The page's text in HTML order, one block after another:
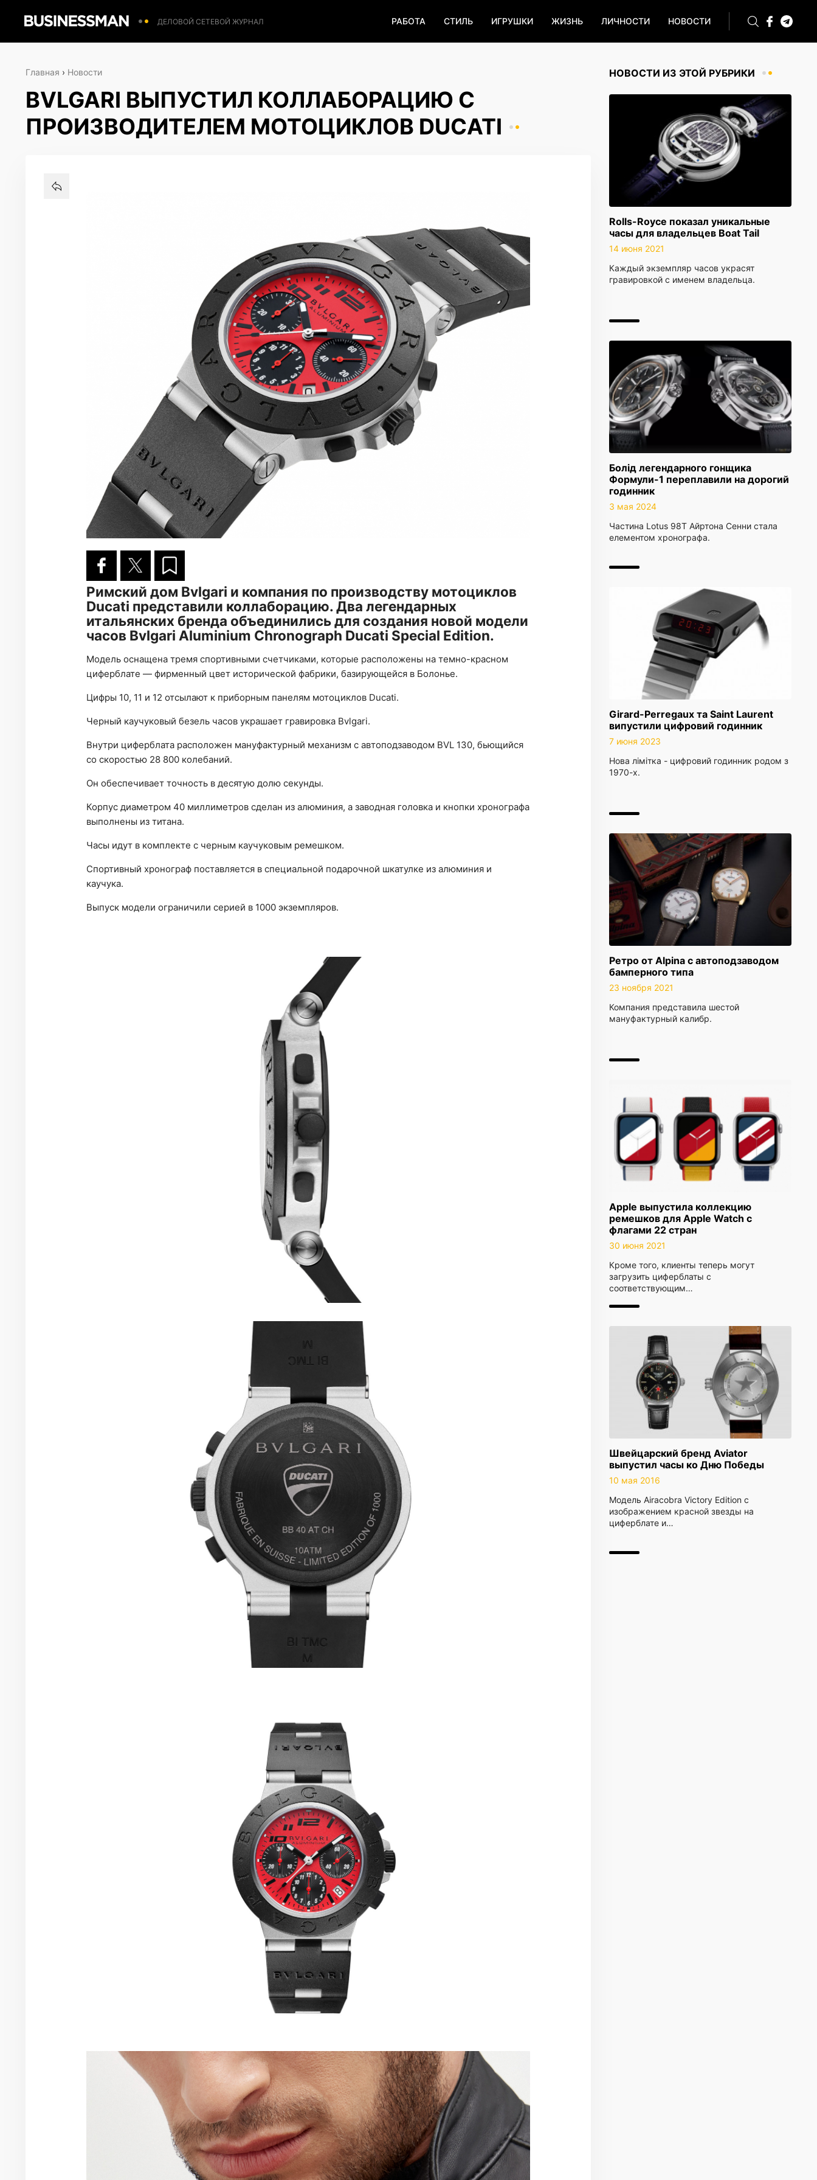
ДЕЛОВОЙ СЕТЕВОЙ ЖУРНАЛ РАБОТА СТИЛЬ ИГРУШКИ ЖИЗНЬ ЛИЧНОСТИ НОВОСТИ
НОВОСТИ ИЗ ЭТОЙ РУБРИКИ
Rolls-Royce показал уникальные
часы для владельцев Boat Tail
14 июня 2021
Каждый экземпляр часов украсят
гравировкой с именем владельца.
Болід легендарного гонщика
Формули-1 переплавили на дорогий
годинник
3 мая 2024
Частина Lotus 98T Айртона Сенни стала
елементом хронографа.
Girard-Perregaux та Saint Laurent
випустили цифровий годинник
7 июня 2023
Нова лімітка - цифровий годинник родом з
1970-х.
Ретро от Alpina с автоподзаводом
бамперного типа
23 ноября 2021
Компания представила шестой
мануфактурный калибр.
Apple выпустила коллекцию
ремешков для Apple Watch с
флагами 22 стран
30 июня 2021
Кроме того, клиенты теперь могут
загрузить циферблаты с
соответствующим…
Швейцарский бренд Aviator
выпустил часы ко Дню Победы
10 мая 2016
Модель Airacobra Victory Edition с
изображением красной звезды на
циферблате и…
Главная › Новости
BVLGARI ВЫПУСТИЛ КОЛЛАБОРАЦИЮ С
ПРОИЗВОДИТЕЛЕМ МОТОЦИКЛОВ DUCATI
Римский дом Bvlgari и компания по производству мотоциклов
Ducati представили коллаборацию. Два легендарных
итальянских бренда объединились для создания новой модели
часов Bvlgari Aluminium Chronograph Ducati Special Edition.
Модель оснащена тремя спортивными счетчиками, которые расположены на темно-красном
циферблате — фирменный цвет исторической фабрики, базирующейся в Болонье.
Цифры 10, 11 и 12 отсылают к приборным панелям мотоциклов Ducati.
Черный каучуковый безель часов украшает гравировка Bvlgari.
Внутри циферблата расположен мануфактурный механизм с автоподзаводом BVL 130, бьющийся
со скоростью 28 800 колебаний.
Он обеспечивает точность в десятую долю секунды.
Корпус диаметром 40 миллиметров сделан из алюминия, а заводная головка и кнопки хронографа
выполнены из титана.
Часы идут в комплекте с черным каучуковым ремешком.
Спортивный хронограф поставляется в специальной подарочной шкатулке из алюминия и
каучука.
Выпуск модели ограничили серией в 1000 экземпляров.